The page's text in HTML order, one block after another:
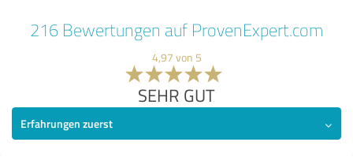
216 Bewertungen auf ProvenExpert.com
4,97 von 5
SEHR GUT
Erfahrungen zuerst